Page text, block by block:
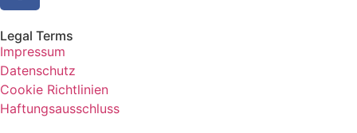
Legal Terms
Impressum
Datenschutz
Cookie Richtlinien
Haftungsausschluss